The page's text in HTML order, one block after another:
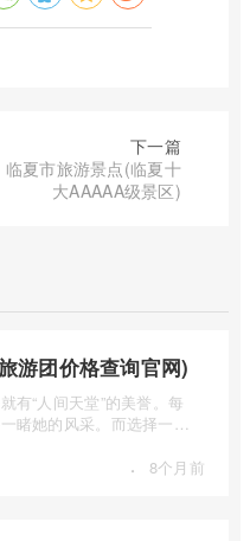
下一篇
临夏市旅游景点(临夏十
大AAAAA级景区)
游团价格查询官网)
有“人间天堂”的美誉。每
睹她的风采。而选择一个
· 8个月前